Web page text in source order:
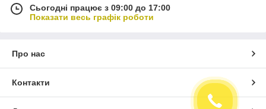
Сьогодні працює з 09:00 до 17:00
Показати весь графік роботи
Про нас
Контакти